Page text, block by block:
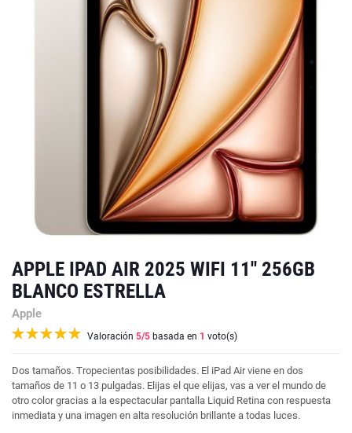
APPLE IPAD AIR 2025 WIFI 11'' 256GB
BLANCO ESTRELLA
Apple
Valoración 5/5 basada en 1 voto(s)
Dos tamaños. Tropecientas posibili­dades. El iPad Air viene en dos
tamaños de 11 o 13 pulgadas. Elijas el que elijas, vas a ver el mundo de
otro color gracias a la espectacular pantalla Liquid Retina con respuesta
inmediata y una imagen en alta resolución brillante a todas luces.